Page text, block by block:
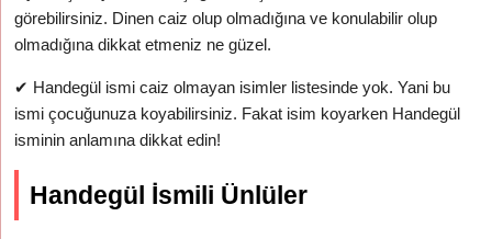
görebilirsiniz. Dinen caiz olup olmadığına ve konulabilir olup
olmadığına dikkat etmeniz ne güzel.
✔ Handegül ismi caiz olmayan isimler listesinde yok. Yani bu
ismi çocuğunuza koyabilirsiniz. Fakat isim koyarken Handegül
isminin anlamına dikkat edin!
Handegül İsmili Ünlüler